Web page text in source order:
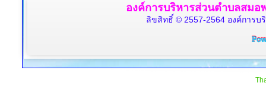
องค์การบริหารส่วนตำบลสมอ
ลิขสิทธิ์ © 2557-2564 องค์การ